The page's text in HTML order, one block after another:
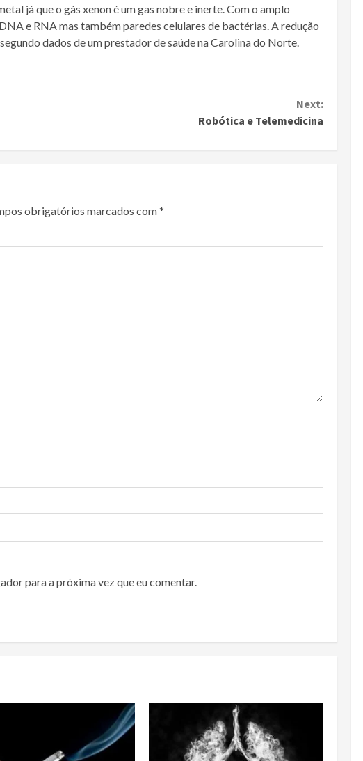
já que o gás xenon é um gas nobre e inerte. Com o amplo
e RNA mas também paredes celulares de bactérias. A redução
dados de um prestador de saúde na Carolina do Norte.
Next:
Robótica e Telemedicina
obrigatórios marcados com*
para a próxima vez que eu comentar.